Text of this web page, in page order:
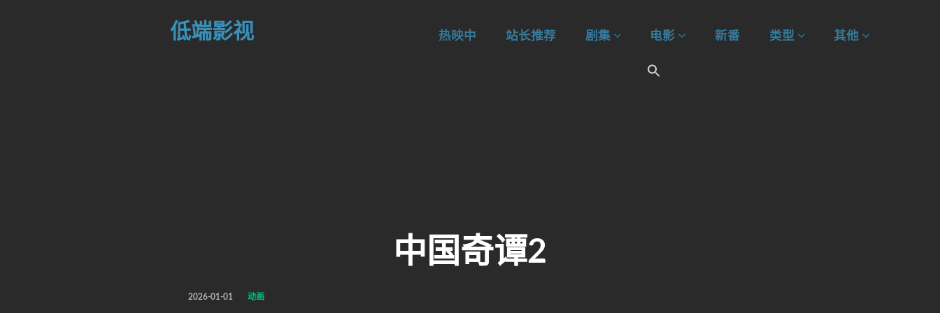
低端影视 热映中 站长推荐 剧集 电影 新番 类型 其他
中国奇谭2
2026-01-01 动画